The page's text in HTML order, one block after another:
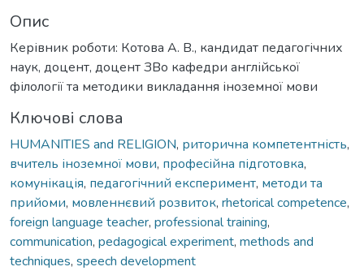
Опис
Керівник роботи: Котова А. В., кандидат педагогічних
наук, доцент, доцент ЗВо кафедри англійської
філології та методики викладання іноземної мови
Ключові слова
HUMANITIES and RELIGION, риторична компетентність,
вчитель іноземної мови, професійна підготовка,
комунікація, педагогічний експеримент, методи та
прийоми, мовленнєвий розвиток, rhetorical competence,
foreign language teacher, professional training,
communication, pedagogical experiment, methods and
techniques, speech development